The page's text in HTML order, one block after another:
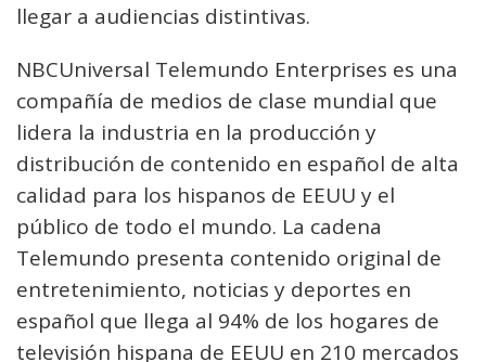
llegar a audiencias distintivas.
NBCUniversal Telemundo Enterprises es una
compañía de medios de clase mundial que
lidera la industria en la producción y
distribución de contenido en español de alta
calidad para los hispanos de EEUU y el
público de todo el mundo. La cadena
Telemundo presenta contenido original de
entretenimiento, noticias y deportes en
español que llega al 94% de los hogares de
televisión hispana de EEUU en 210 mercados